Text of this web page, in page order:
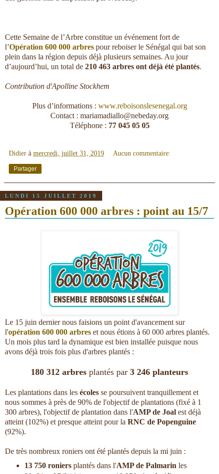
Cette Semaine de l’Arbre constitue un événement fort de
l’Opération 600 000 arbres pour reboiser le Sénégal qui bat son
plein dans la région depuis déjà plusieurs semaines. Au jour
d’aujourd’hui, un total de 210 463 arbres ont déjà été plantés.
Contribution d'Apolline Stockhem
Plus d’informations : www.reboisonslesenegal.org
Contact : mariamadiallo@nebeday.org
Téléphone : 77 045 05 05
Didier à mercredi, juillet 31, 2019 Aucun commentaire:
Partager
LUNDI 15 JUILLET 2019
Opération 600 000 arbres : point au 15/7
Le 15 juin dernier nous faisions un point d'avancement sur
l'opération 600 000 arbres et nous étions à 60 000 arbres plantés.
Un mois plus tard la dynamique est bien installée puisque nous
avons déjà trois fois plus d'arbres plantés :
180 312 arbres plantés par 3 246 planteurs
Les plantations dans les écoles se poursuivent tranquillement et
nous sommes à près de 90% de l'objectif de plantations (fixé à 1
300 arbres), l'objectif de plantation dans l'AMP de Joal est déjà
atteint (102%) et presque atteint pour la RNC de Popenguine
(92%).
De très nombreux roniers ont été plantés depuis la mi juin :
13 750 roniersplantés dans l'AMP de Palmarin les